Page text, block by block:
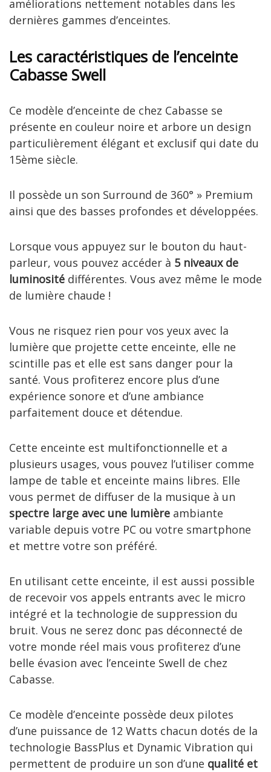
améliorations nettement notables dans les
dernières gammes d’enceintes.
Les caractéristiques de l’enceinte
Cabasse Swell
Ce modèle d’enceinte de chez Cabasse se
présente en couleur noire et arbore un design
particulièrement élégant et exclusif qui date du
15ème siècle.
Il possède un son Surround de 360° » Premium
ainsi que des basses profondes et développées.
Lorsque vous appuyez sur le bouton du haut-
parleur, vous pouvez accéder à 5 niveaux de
luminosité différentes. Vous avez même le mode
de lumière chaude !
Vous ne risquez rien pour vos yeux avec la
lumière que projette cette enceinte, elle ne
scintille pas et elle est sans danger pour la
santé. Vous profiterez encore plus d’une
expérience sonore et d’une ambiance
parfaitement douce et détendue.
Cette enceinte est multifonctionnelle et a
plusieurs usages, vous pouvez l’utiliser comme
lampe de table et enceinte mains libres. Elle
vous permet de diffuser de la musique à un
spectre large avec une lumière ambiante
variable depuis votre PC ou votre smartphone
et mettre votre son préféré.
En utilisant cette enceinte, il est aussi possible
de recevoir vos appels entrants avec le micro
intégré et la technologie de suppression du
bruit. Vous ne serez donc pas déconnecté de
votre monde réel mais vous profiterez d’une
belle évasion avec l’enceinte Swell de chez
Cabasse.
Ce modèle d’enceinte possède deux pilotes
d’une puissance de 12 Watts chacun dotés de la
technologie BassPlus et Dynamic Vibration qui
permettent de produire un son d’une qualité et